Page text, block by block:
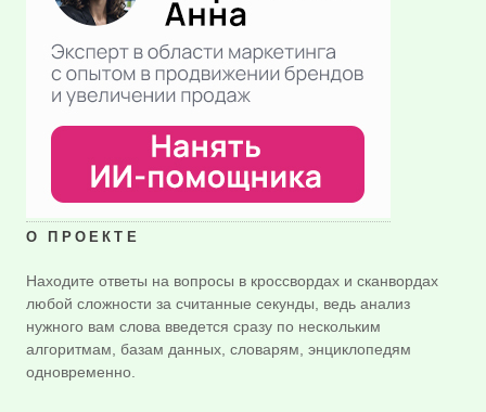
О ПРОЕКТЕ
Находите ответы на вопросы в кроссвордах и сканвордах
любой сложности за считанные секунды, ведь анализ
нужного вам слова введется сразу по нескольким
алгоритмам, базам данных, словарям, энциклопедям
одновременно.